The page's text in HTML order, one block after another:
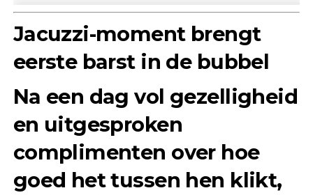
Jacuzzi-moment brengt
eerste barst in de bubbel
Na een dag vol gezelligheid
en uitgesproken
complimenten over hoe
goed het tussen hen klikt,